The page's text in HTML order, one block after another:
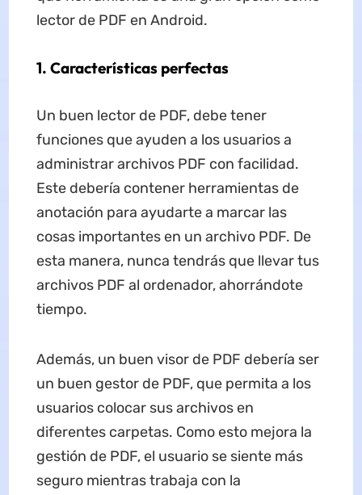
lector de PDF en Android.
1. Características perfectas
Un buen lector de PDF, debe tener
funciones que ayuden a los usuarios a
administrar archivos PDF con facilidad.
Este debería contener herramientas de
anotación para ayudarte a marcar las
cosas importantes en un archivo PDF. De
esta manera, nunca tendrás que llevar tus
archivos PDF al ordenador, ahorrándote
tiempo.
Además, un buen visor de PDF debería ser
un buen gestor de PDF, que permita a los
usuarios colocar sus archivos en
diferentes carpetas. Como esto mejora la
gestión de PDF, el usuario se siente más
seguro mientras trabaja con la